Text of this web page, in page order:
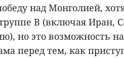
над Монголией,
B (включая Иран,
но это возможность
перед тем, как